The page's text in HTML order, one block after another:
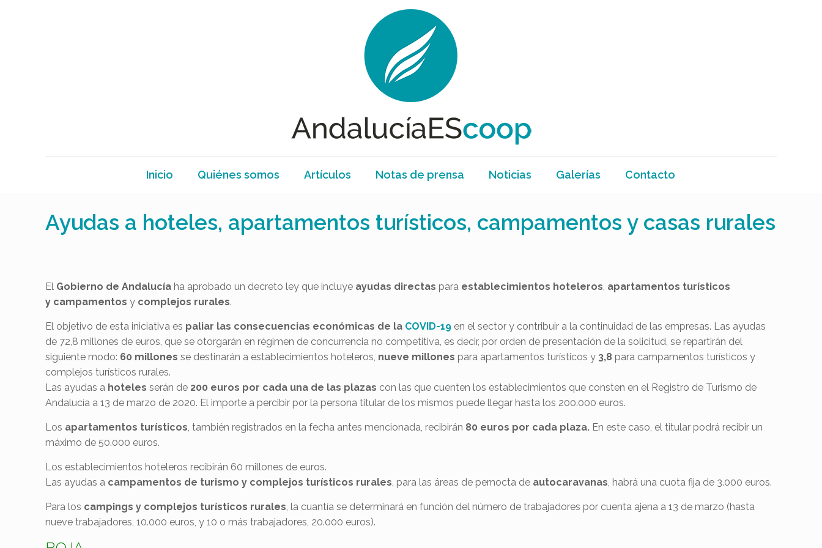
Inicio Quiénes somos Artículos Notas de prensa Noticias Galerías Contacto
Ayudas a hoteles, apartamentos turísticos, campamentos y casas rurales
El Gobierno de Andalucía ha aprobado un decreto ley que incluye ayudas directas para establecimientos hoteleros, apartamentos turísticos
y campamentos y complejos rurales.
El objetivo de esta iniciativa es paliar las consecuencias económicas de la COVID-19 en el sector y contribuir a la continuidad de las empresas. Las ayudas
de 72,8 millones de euros, que se otorgarán en régimen de concurrencia no competitiva, es decir, por orden de presentación de la solicitud, se repartirán del
siguiente modo: 60 millones se destinarán a establecimientos hoteleros, nueve millones para apartamentos turísticos y 3,8 para campamentos turísticos y
complejos turísticos rurales.
Las ayudas a hoteles serán de 200 euros por cada una de las plazas con las que cuenten los establecimientos que consten en el Registro de Turismo de
Andalucía a 13 de marzo de 2020. El importe a percibir por la persona titular de los mismos puede llegar hasta los 200.000 euros.
Los apartamentos turísticos, también registrados en la fecha antes mencionada, recibirán 80 euros por cada plaza. En este caso, el titular podrá recibir un
máximo de 50.000 euros.
Los establecimientos hoteleros recibirán 60 millones de euros.
Las ayudas a campamentos de turismo y complejos turísticos rurales, para las áreas de pernocta de autocaravanas, habrá una cuota fija de 3.000 euros.
Para los campings y complejos turísticos rurales, la cuantía se determinará en función del número de trabajadores por cuenta ajena a 13 de marzo (hasta
nueve trabajadores, 10.000 euros, y 10 o más trabajadores, 20.000 euros).